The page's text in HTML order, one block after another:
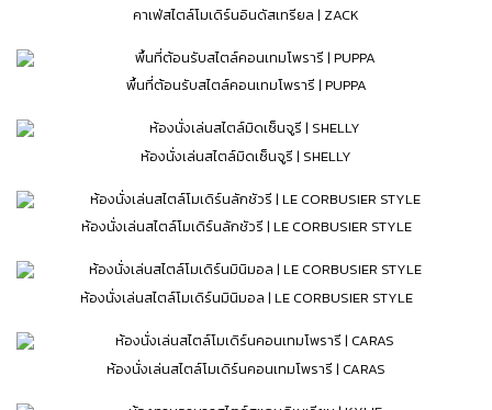
คาเฟ่สไตล์โมเดิร์นอินดัสเทรียล | ZACK
พื้นที่ต้อนรับสไตล์คอนเทมโพรารี | PUPPA
ห้องนั่งเล่นสไตล์มิดเซ็นจูรี | SHELLY
ห้องนั่งเล่นสไตล์โมเดิร์นลักชัวรี | LE CORBUSIER STYLE
ห้องนั่งเล่นสไตล์โมเดิร์นมินิมอล | LE CORBUSIER STYLE
ห้องนั่งเล่นสไตล์โมเดิร์นคอนเทมโพรารี | CARAS